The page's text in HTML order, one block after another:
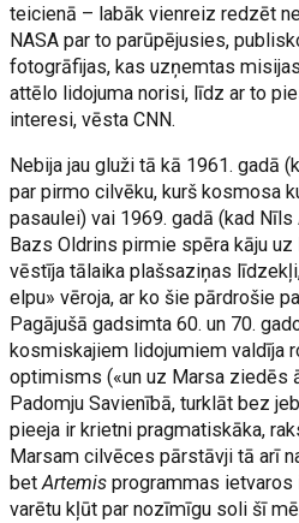
teicienā – labāk vienreiz redzēt
NASA par to parūpējusies,
fotogrāfijas, kas uzņemtas
attēlo lidojuma norisi, līdz ar to
interesi, vēsta CNN.
Nebija jau gluži tā kā 1961. gadā
par pirmo cilvēku, kurš kosmosa
pasaulei) vai 1969. gadā (kad
Bazs Oldrins pirmie spēra kāju
vēstīja tālaika plašsaziņas
elpu» vēroja, ar ko šie pārdrošie
Pagājušā gadsimta 60. un 70.
kosmiskajiem lidojumiem valdīja
optimisms («un uz Marsa ziedēs
Padomju Savienībā, turklāt bez
pieeja ir krietni pragmatiskāka,
Marsam cilvēces pārstāvji tā arī
betArtemisprogrammas
varētu kļūt par nozīmīgu soli šī